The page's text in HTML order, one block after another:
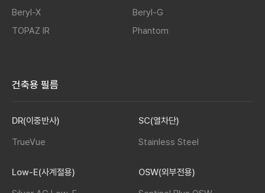
Beryl-X
Beryl-G
TOPAZ IR
Phantom
건축용 필름
DR(이중반사)
TrueVue
SC(열차단)
Stainless Steel
Low-E(사계절용)
OSW(외부전용)